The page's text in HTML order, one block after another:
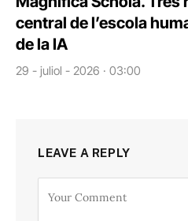
central de l’escola
de la IA
29 - juliol - 2026 · 03:00
LEAVE A REPLY